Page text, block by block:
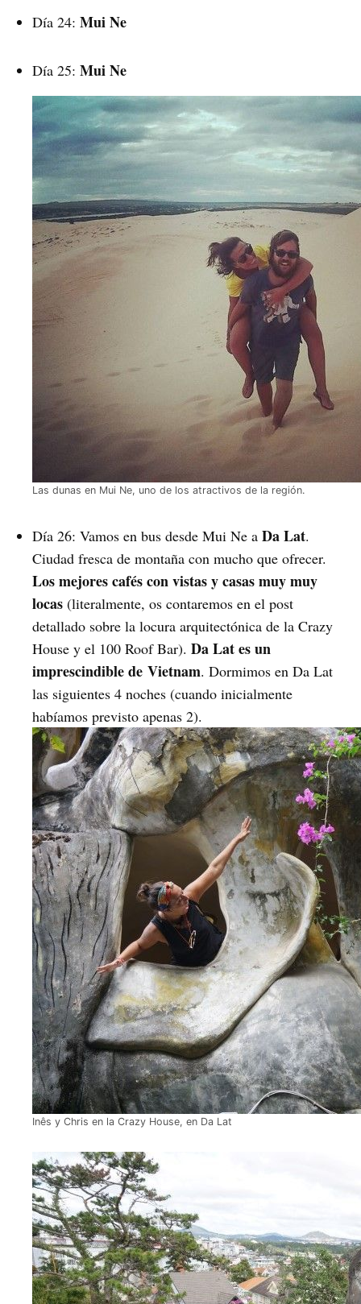
Día 24:Mui Ne
Día 25:Mui Ne
Las dunas en Mui Ne, uno de los atractivos de la región.
Día 26: Vamos en bus desde Mui Ne aDa Lat.
Ciudad fresca de montaña con mucho que ofrecer.
Los mejores cafés con vistas y casas muy muy
locas (literalmente, os contaremos en el post
detallado sobre la locura arquitectónica de la Crazy
House y el 100 Roof Bar).Da Lat es un
imprescindible de Vietnam. Dormimos en Da Lat
las siguientes 4 noches (cuando inicialmente
habíamos previsto apenas 2).
Inês y Chris en la Crazy House, en Da Lat